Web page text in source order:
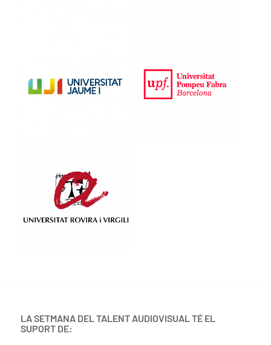
LA SETMANA DEL TALENT AUDIOVISUAL TÉ EL
SUPORT DE: